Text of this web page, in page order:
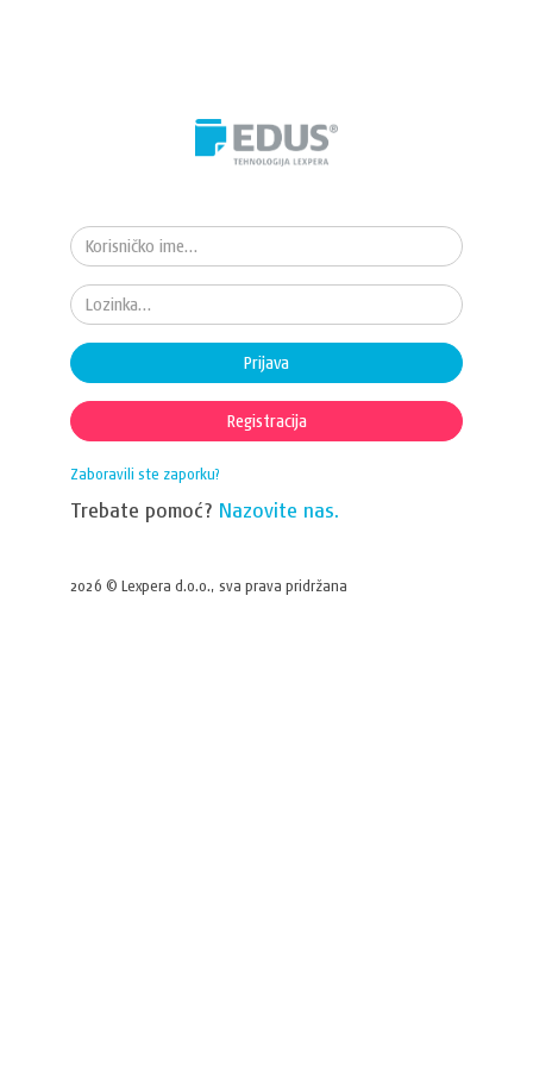
Prijava
Registracija
Zaboravili ste zaporku?
Trebate pomoć? Nazovite nas.
2026 © Lexpera d.o.o., sva prava pridržana